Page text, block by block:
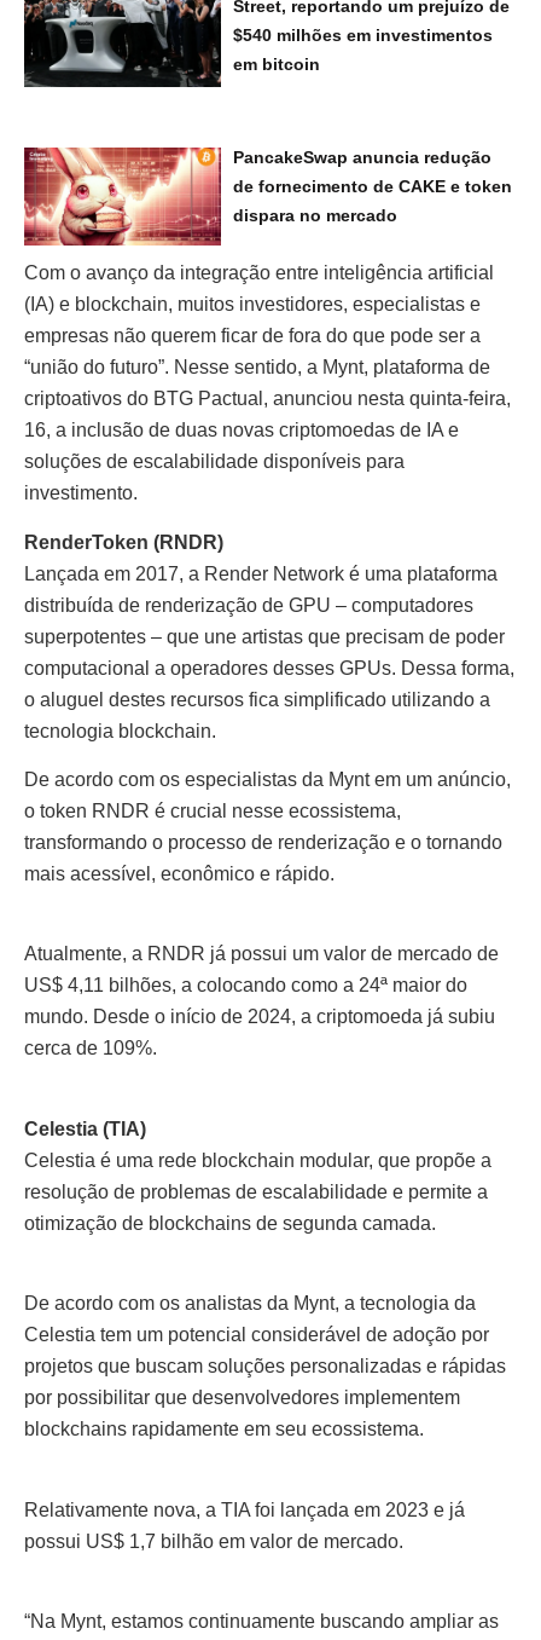
Street, reportando um prejuízo de
$540 milhões em investimentos
em bitcoin
PancakeSwap anuncia redução
de fornecimento de CAKE e token
dispara no mercado
Com o avanço da integração entre inteligência artificial
(IA) e blockchain, muitos investidores, especialistas e
empresas não querem ficar de fora do que pode ser a
“união do futuro”. Nesse sentido, a Mynt, plataforma de
criptoativos do BTG Pactual, anunciou nesta quinta-feira,
16, a inclusão de duas novas criptomoedas de IA e
soluções de escalabilidade disponíveis para
investimento.
RenderToken (RNDR)
Lançada em 2017, a Render Network é uma plataforma
distribuída de renderização de GPU – computadores
superpotentes – que une artistas que precisam de poder
computacional a operadores desses GPUs. Dessa forma,
o aluguel destes recursos fica simplificado utilizando a
tecnologia blockchain.
De acordo com os especialistas da Mynt em um anúncio,
o token RNDR é crucial nesse ecossistema,
transformando o processo de renderização e o tornando
mais acessível, econômico e rápido.
Atualmente, a RNDR já possui um valor de mercado de
US$ 4,11 bilhões, a colocando como a 24ª maior do
mundo. Desde o início de 2024, a criptomoeda já subiu
cerca de 109%.
Celestia (TIA)
Celestia é uma rede blockchain modular, que propõe a
resolução de problemas de escalabilidade e permite a
otimização de blockchains de segunda camada.
De acordo com os analistas da Mynt, a tecnologia da
Celestia tem um potencial considerável de adoção por
projetos que buscam soluções personalizadas e rápidas
por possibilitar que desenvolvedores implementem
blockchains rapidamente em seu ecossistema.
Relativamente nova, a TIA foi lançada em 2023 e já
possui US$ 1,7 bilhão em valor de mercado.
“Na Mynt, estamos continuamente buscando ampliar as